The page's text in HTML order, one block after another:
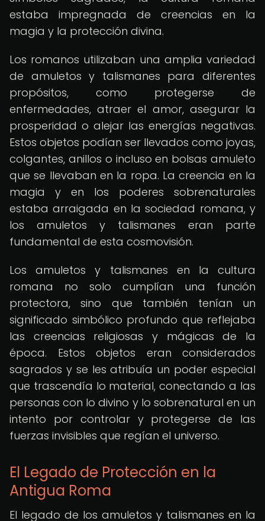
estaba impregnada de creencias en la
magia y la protección divina.
Los romanos utilizaban una amplia variedad
de amuletos y talismanes para diferentes
propósitos, como protegerse de
enfermedades, atraer el amor, asegurar la
prosperidad o alejar las energías negativas.
Estos objetos podían ser llevados como joyas,
colgantes, anillos o incluso en bolsas amuleto
que se llevaban en la ropa. La creencia en la
magia y en los poderes sobrenaturales
estaba arraigada en la sociedad romana, y
los amuletos y talismanes eran parte
fundamental de esta cosmovisión.
Los amuletos y talismanes en la cultura
romana no solo cumplían una función
protectora, sino que también tenían un
significado simbólico profundo que reflejaba
las creencias religiosas y mágicas de la
época. Estos objetos eran considerados
sagrados y se les atribuía un poder especial
que trascendía lo material, conectando a las
personas con lo divino y lo sobrenatural en un
intento por controlar y protegerse de las
fuerzas invisibles que regían el universo.
El Legado de Protección en la
Antigua Roma
El legado de los amuletos y talismanes en la